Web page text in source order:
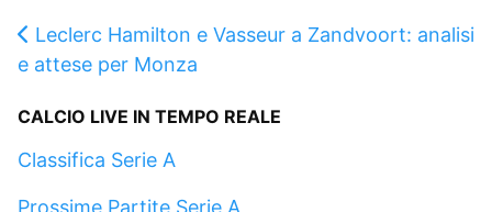
Leclerc Hamilton e Vasseur a Zandvoort: analisi
e attese per Monza
CALCIO LIVE IN TEMPO REALE
Classifica Serie A
Prossime Partite Serie A